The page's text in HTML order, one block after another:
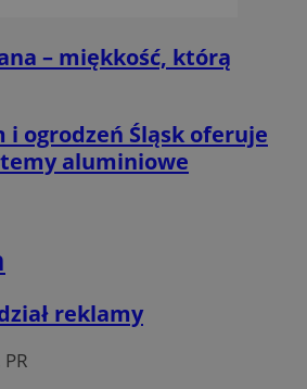
– miękkość, którą
ogrodzeń Śląsk oferuje
aluminiowe
reklamy